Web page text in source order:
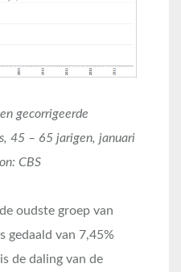
gecorrigeerde
45 – 65 jarigen, januari
CBS
oudste groep van
gedaald van 7,45%
de daling van de